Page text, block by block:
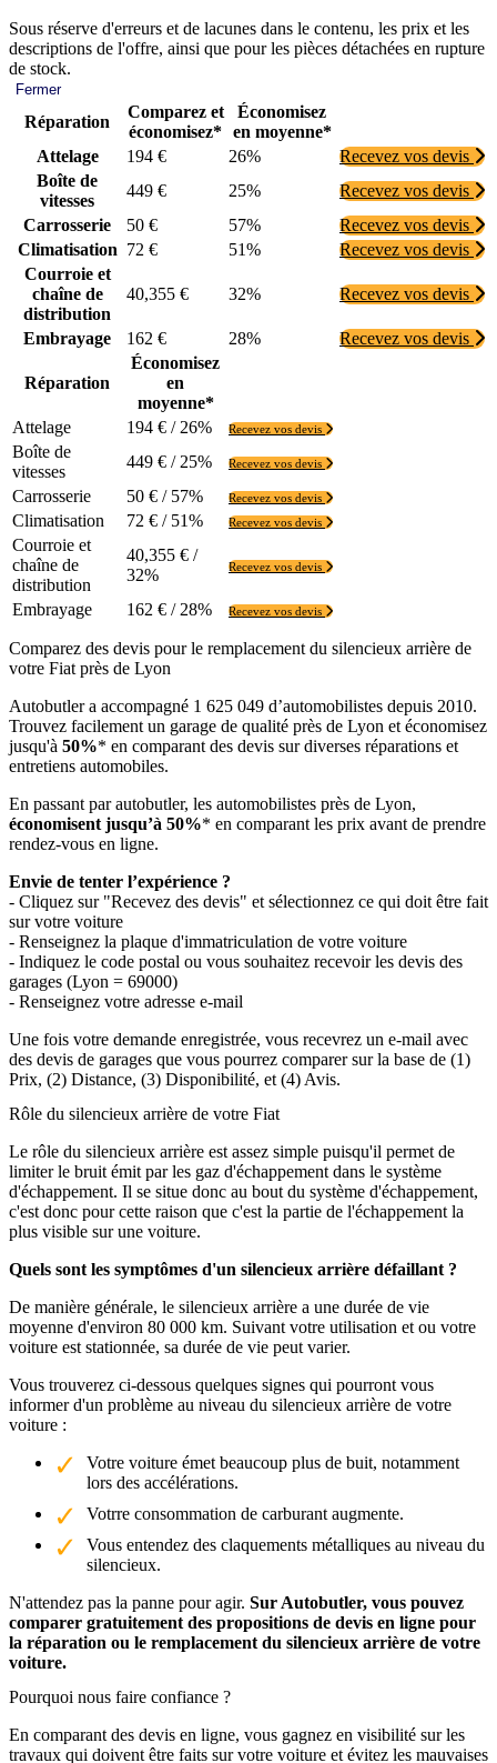
Sous réserve d'erreurs et de lacunes dans le contenu, les prix et les
descriptions de l'offre, ainsi que pour les pièces détachées en rupture
de stock.
Fermer
Réparation
Comparez et
économisez*
Économisez
en moyenne*
Attelage
194 € 26%
Recevez vos devis
Boîte de
vitesses
449 € 25%
Recevez vos devis
Carrosserie
50 € 57%
Recevez vos devis
Climatisation 72 € 51%
Recevez vos devis
Courroie et
chaîne de
distribution
40,355 € 32% Recevez vos devis
Embrayage 162 € 28% Recevez vos devis
Réparation
Économisez
en
moyenne*
Attelage
194 € / 26% Recevez vos devis
Boîte de
vitesses
449 € / 25% Recevez vos devis
Carrosserie 50 € / 57% Recevez vos devis
Climatisation 72 € / 51% Recevez vos devis
Courroie et
chaîne de
distribution
40,355 € /
32%
Recevez vos devis
Embrayage 162 € / 28% Recevez vos devis
Comparez des devis pour le remplacement du silencieux arrière de
votre Fiat près de Lyon
Autobutler a accompagné 1 625 049 d’automobilistes depuis 2010.
Trouvez facilement un garage de qualité près de Lyon et économisez
jusqu'à 50%* en comparant des devis sur diverses réparations et
entretiens automobiles.
En passant par autobutler, les automobilistes près de Lyon,
économisent jusqu’à 50%* en comparant les prix avant de prendre
rendez-vous en ligne.
Envie de tenter l’expérience ?
- Cliquez sur "Recevez des devis" et sélectionnez ce qui doit être fait
sur votre voiture
- Renseignez la plaque d'immatriculation de votre voiture
- Indiquez le code postal ou vous souhaitez recevoir les devis des
garages (Lyon = 69000)
- Renseignez votre adresse e-mail
Une fois votre demande enregistrée, vous recevrez un e-mail avec
des devis de garages que vous pourrez comparer sur la base de (1)
Prix, (2) Distance, (3) Disponibilité, et (4) Avis.
Rôle du silencieux arrière de votre Fiat
Le rôle du silencieux arrière est assez simple puisqu'il permet de
limiter le bruit émit par les gaz d'échappement dans le système
d'échappement. Il se situe donc au bout du système d'échappement,
c'est donc pour cette raison que c'est la partie de l'échappement la
plus visible sur une voiture.
Quels sont les symptômes d'un silencieux arrière défaillant ?
De manière générale, le silencieux arrière a une durée de vie
moyenne d'environ 80 000 km. Suivant votre utilisation et ou votre
voiture est stationnée, sa durée de vie peut varier.
Vous trouverez ci-dessous quelques signes qui pourront vous
informer d'un problème au niveau du silencieux arrière de votre
voiture :
Votre voiture émet beaucoup plus de buit, notamment
lors des accélérations.
Votrre consommation de carburant augmente.
Vous entendez des claquements métalliques au niveau du
silencieux.
N'attendez pas la panne pour agir. Sur Autobutler, vous pouvez
comparer gratuitement des propositions de devis en ligne pour
la réparation ou le remplacement du silencieux arrière de votre
voiture.
Pourquoi nous faire confiance ?
En comparant des devis en ligne, vous gagnez en visibilité sur les
travaux qui doivent être faits sur votre voiture et évitez les mauvaises